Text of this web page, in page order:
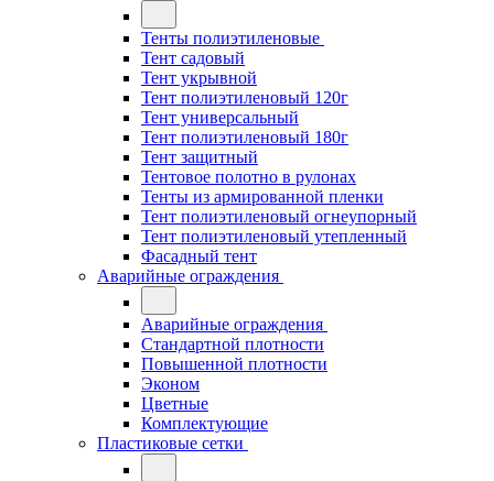
Тенты полиэтиленовые
Тент садовый
Тент укрывной
Тент полиэтиленовый 120г
Тент универсальный
Тент полиэтиленовый 180г
Тент защитный
Тентовое полотно в рулонах
Тенты из армированной пленки
Тент полиэтиленовый огнеупорный
Тент полиэтиленовый утепленный
Фасадный тент
Аварийные ограждения
Аварийные ограждения
Стандартной плотности
Повышенной плотности
Эконом
Цветные
Комплектующие
Пластиковые сетки